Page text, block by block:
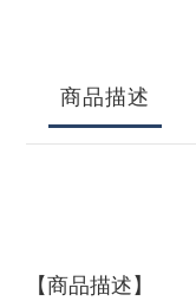
商品描述
【商品描述】